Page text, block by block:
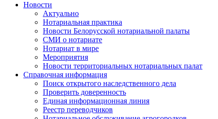
Новости
Актуально
Нотариальная практика
Новости Белорусской нотариальной палаты
СМИ о нотариате
Нотариат в мире
Мероприятия
Новости территориальных нотариальных палат
Справочная информация
Поиск открытого наследственного дела
Проверить доверенность
Единая информационная линия
Реестр переводчиков